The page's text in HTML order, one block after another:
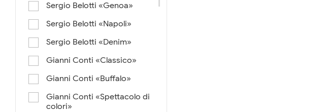
Sergio Belotti «Genoa»
Sergio Belotti «Napoli»
Sergio Belotti «Denim»
Gianni Conti «Classico»
Gianni Conti «Buffalo»
Gianni Conti «Spettacolo di
colori»